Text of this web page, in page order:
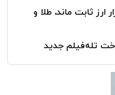
جمعه 16 مرداد 1405؛ بازار ارز ثابت ماند، طلا و
تله‌فیلم جدید